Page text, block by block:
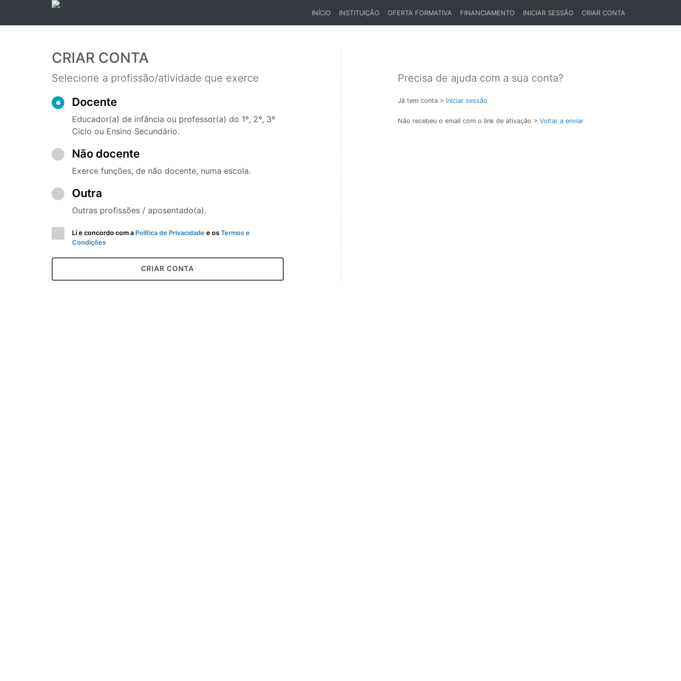
INÍCIO
INSTITUIÇÃO OFERTA FORMATIVA FINANCIAMENTO INICIAR SESSÃO CRIAR CONTA
CRIAR CONTA
Selecione a profissão/atividade que exerce
Docente
Educador(a) de infância ou professor(a) do 1º, 2º, 3º
Ciclo ou Ensino Secundário.
Não docente
Exerce funções, de não docente, numa escola.
Outra
Outras profissões / aposentado(a).
Li e concordo com a Política de Privacidade e os Termos e
Condições
CRIAR CONTA
Precisa de ajuda com a sua conta?
Já tem conta > Iniciar sessão
Não recebeu o email com o link de ativação > Voltar a enviar